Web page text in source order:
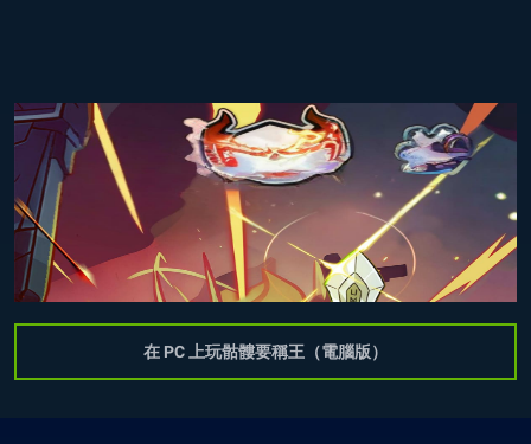
在 PC 上玩骷髏要稱王（電腦版）